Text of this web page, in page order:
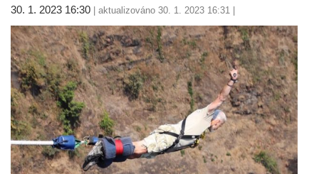
30. 1. 2023 16:30 | aktualizováno 30. 1. 2023 16:31 |